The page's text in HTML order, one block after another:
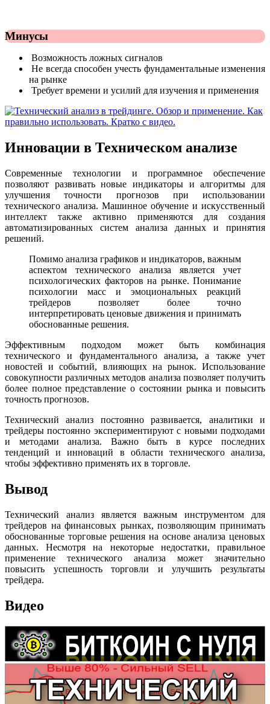
Минусы
Возможность ложных сигналов
Не всегда способен учесть фундаментальные изменения
на рынке
Требует времени и усилий для изучения и применения
Инновации в Техническом анализе
Современные технологии и программное обеспечение
позволяют развивать новые индикаторы и алгоритмы для
улучшения точности прогнозов при использовании
технического анализа. Машинное обучение и искусственный
интеллект также активно применяются для создания
автоматизированных систем анализа данных и принятия
решений.
Помимо анализа графиков и индикаторов, важным
аспектом технического анализа является учет
психологических факторов на рынке. Понимание
психологии масс и эмоциональных реакций
трейдеров позволяет более точно
интерпретировать ценовые движения и принимать
обоснованные решения.
Эффективным подходом может быть комбинация
технического и фундаментального анализа, а также учет
новостей и событий, влияющих на рынок. Использование
совокупности различных методов анализа позволяет получить
более полное представление о состоянии рынка и повысить
точность прогнозов.
Технический анализ постоянно развивается, аналитики и
трейдеры постоянно экспериментируют с новыми подходами
и методами анализа. Важно быть в курсе последних
тенденций и инноваций в области технического анализа,
чтобы эффективно применять их в торговле.
Вывод
Технический анализ является важным инструментом для
трейдеров на финансовых рынках, позволяющим принимать
обоснованные торговые решения на основе анализа ценовых
данных. Несмотря на некоторые недостатки, правильное
применение технического анализа может значительно
повысить успешность торговли и улучшить результаты
трейдера.
Видео